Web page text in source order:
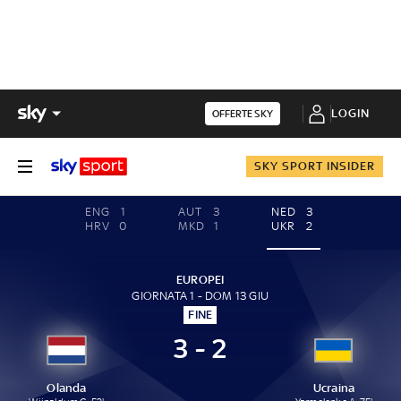
OFFERTE SKY LOGIN
SKY SPORT INSIDER
ENG
1
HRV
0
AUT
3
MKD
1
NED
3
UKR
2
EUROPEI
GIORNATA 1 - DOM 13 GIU
FINE
Olanda
3 - 2
Ucraina